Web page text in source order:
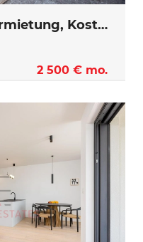
Wohnung, 96 m2, Vermietung, Kostrena
2 500 € mo.